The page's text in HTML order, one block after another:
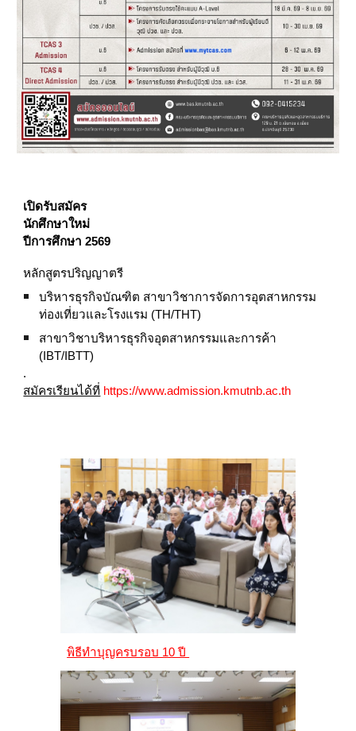
เปิดรับสมัคร
นักศึกษาใหม่
ปีการศึกษา 2569
หลักสูตรปริญญาตรี
บริหารธุรกิจบัณฑิต สาขาวิชาการจัดการอุตสาหกรรม
ท่องเที่ยวและโรงแรม (TH/THT)
สาขาวิชาบริหารธุรกิจอุตสาหกรรมและการค้า
(IBT/IBTT)
.
สมัครเรียนได้ที่ https://www.admission.kmutnb.ac.th
พิธีทำบุญครบรอบ 10 ปี